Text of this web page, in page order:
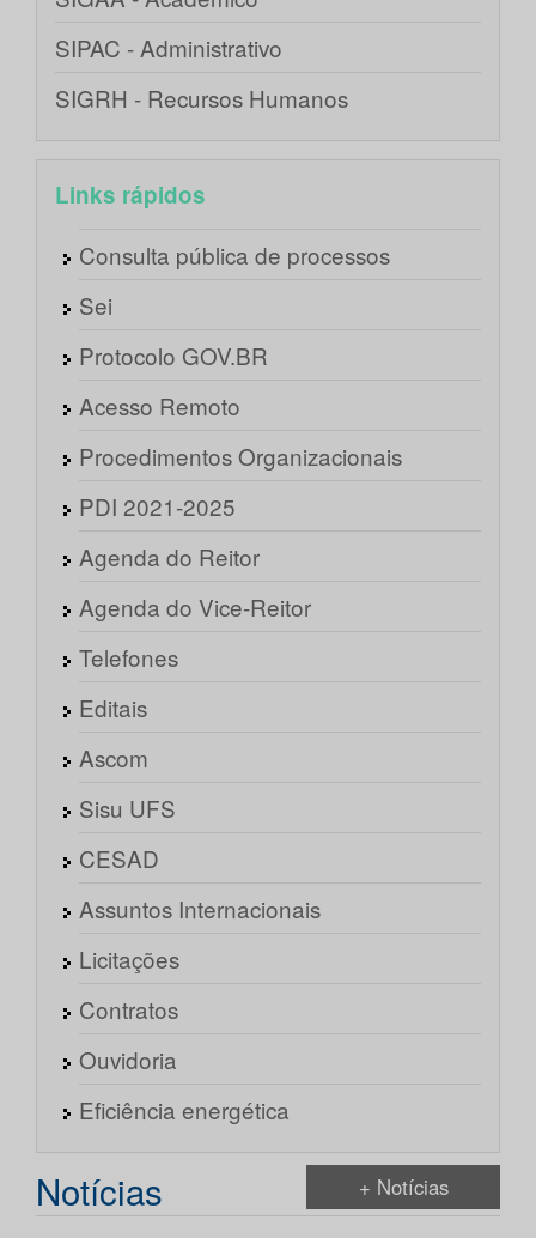
SIPAC - Administrativo
SIGRH - Recursos Humanos
Links rápidos
Consulta pública de processos
Sei
Protocolo GOV.BR
Acesso Remoto
Procedimentos Organizacionais
PDI 2021-2025
Agenda do Reitor
Agenda do Vice-Reitor
Telefones
Editais
Ascom
Sisu UFS
CESAD
Assuntos Internacionais
Licitações
Contratos
Ouvidoria
Eficiência energética
Notícias + Notícias